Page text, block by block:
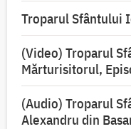
Troparul Sfântului
(Video) Troparul
Mărturisitorul,
(Audio) Troparul
Alexandru din